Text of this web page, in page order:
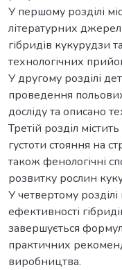
У першому розділі
літературних
гібридів кукурудзи
технологічних
У другому розділі
проведення
досліду та описано
Третій розділ
густоти стояння на
також фенологічні
розвитку рослин
У четвертому
ефективності
завершується
практичних
виробництва.